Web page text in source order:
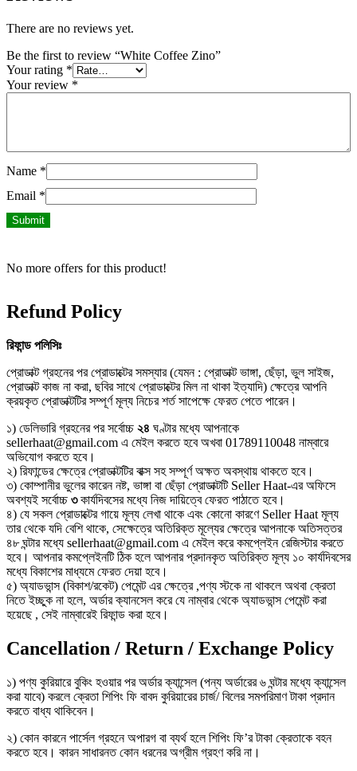
There are no reviews yet.
Be the first to review “White Coffee Zino”
Your rating *
Your review *
Name *
Email *
No more offers for this product!
Refund Policy
রিফান্ড পলিসিঃ
প্রোডাক্ট গ্রহনের পর প্রোডাক্টের সমস্যার (যেমন : প্রোডাক্ট ভাঙ্গা, ছেঁড়া, ভুল সাইজ,
প্রোডাক্ট কাজ না করা, ছবির সাথে প্রোডাক্টের মিল না থাকা ইত্যাদি) ক্ষেত্রে আপনি
ক্রয়কৃত প্রোডাক্টটির সম্পূর্ণ মূল্য নিচের শর্ত সাপেক্ষে ফেরত পেতে পারেন।
১) ডেলিভারি গ্রহনের পর সর্বোচ্চ ২৪ ঘণ্টার মধ্যে আপনাকে
sellerhaat@gmail.com এ মেইল করতে হবে অখবা 01789110048 নাম্বারে
অভিযোগ করতে হবে।
২) রিফান্ডের ক্ষেত্রে প্রোডাক্টটির বাক্স সহ সম্পূর্ণ অক্ষত অবস্থায় থাকতে হবে।
৩) কোম্পানীর ভুলের কারেন নষ্ট, ভাঙ্গা বা ছেঁড়া প্রোডাক্টটি Seller Haat-এর অফিসে
অবশ্যই সর্বোচ্চ ৩কার্যদিবসের মধ্যে নিজ দায়িত্বে ফেরত পাঠাতে হবে।
৪) যে সকল প্রোডাক্টের গায়ে মূল্য লেখা থাকে এবং কোনো কারণে Seller Haat মূল্য
তার থেকে যদি বেশি থাকে, সেক্ষেত্রে অতিরিক্ত মূল্যের ক্ষেত্রে আপনাকে অতিসত্তর
৪৮ ঘন্টার মধ্যে sellerhaat@gmail.com এ মেইল করে কমপ্লেইন রেজিস্টার করতে
হবে। আপনার কমপ্লেইনটি ঠিক হলে আপনার প্রদানকৃত অতিরিক্ত মূল্য ১০ কার্যদিবসের
মধ্যে বিকাশের মাধ্যমে ফেরত দেয়া হবে।
৫) অ্যাডভান্স (বিকাশ/রকেট) পেমেন্ট এর ক্ষেত্রে ,পণ্য স্টকে না থাকলে অথবা ক্রেতা
নিতে ইচ্ছুক না হলে, অর্ডার ক্যানসেল করে যে নাম্বার থেকে অ্যাডভান্স পেমেন্ট করা
হয়েছে , সেই নাম্বারেই রিফান্ড করা হবে।
Cancellation / Return / Exchange Policy
১) পণ্য কুরিয়ারে বুকিং হওয়ার পর অর্ডার ক্যান্সেল (পন্য অর্ডারের ৬ ঘন্টার মধ্যে ক্যান্সেল
করা যাবে) করলে ক্রেতা শিপিং ফি বাবদ কুরিয়ারের চার্জ/ বিলের সমপরিমাণ টাকা প্রদান
করতে বাধ্য থাকিবেন।
২) কোন কারনে পার্সেল গ্রহনে অপারগ বা ব্যর্থ হলে শিপিং ফি’র টাকা ক্রেতাকে বহন
করতে হবে। কারন সাধারনত কোন ধরনের অগ্রীম গ্রহণ করি না।